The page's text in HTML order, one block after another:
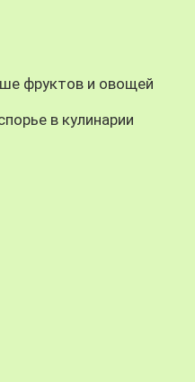
фруктов и овощей
в кулинарии